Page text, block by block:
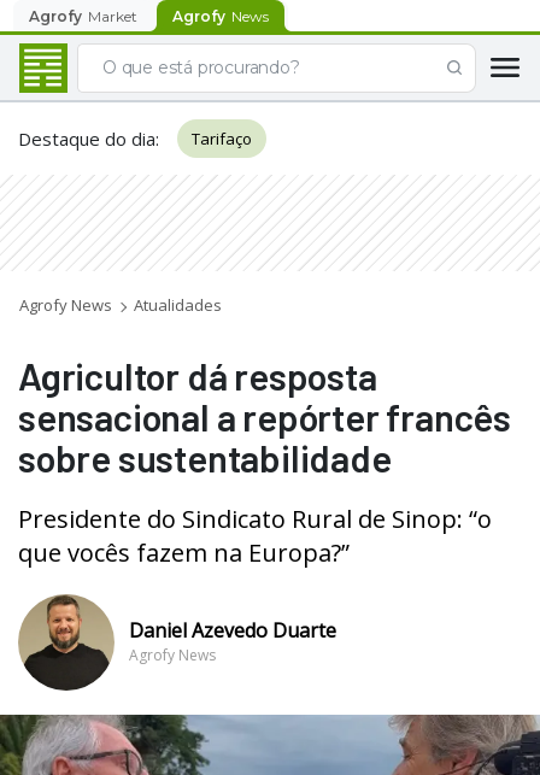
Agrofy Market Agrofy News
Destaque do dia: Tarifaço
Agrofy News Atualidades
Agricultor dá resposta
sensacional a repórter francês
sobre sustentabilidade
Presidente do Sindicato Rural de Sinop: “o
que vocês fazem na Europa?”
Daniel Azevedo Duarte
Agrofy News